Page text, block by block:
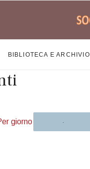
BIBLIOTECA E ARCHIVIO